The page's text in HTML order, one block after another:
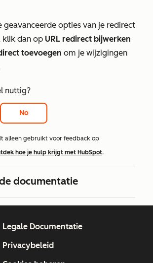
geavanceerde opties van je redirect
klik dan op URL redirect bijwerken
toevoegen om je wijzigingen
nuttig?
No
alleen gebruikt voor feedback op
hoe je hulp krijgt met HubSpot.
documentatie
Legale Documentatie
Privacybeleid